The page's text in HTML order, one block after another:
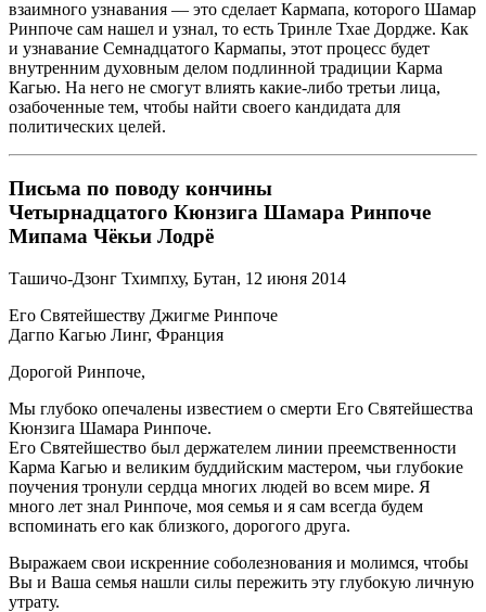
взаимного узнавания — это сделает Кармапа, которого Шамар
Ринпоче сам нашел и узнал, то есть Тринле Тхае Дордже. Как
и узнавание Семнадцатого Кармапы, этот процесс будет
внутренним духовным делом подлинной традиции Карма
Кагью. На него не смогут влиять какие-либо третьи лица,
озабоченные тем, чтобы найти своего кандидата для
политических целей.
Письма по поводу кончины
Четырнадцатого Кюнзига Шамара Ринпоче
Мипама Чёкьи Лодрё
Ташичо-Дзонг Тхимпху, Бутан, 12 июня 2014
Его Святейшеству Джигме Ринпоче
Дагпо Кагью Линг, Франция
Дорогой Ринпоче,
Мы глубоко опечалены известием о смерти Его Святейшества
Кюнзига Шамара Ринпоче.
Его Святейшество был держателем линии преемственности
Карма Кагью и великим буддийским мастером, чьи глубокие
поучения тронули сердца многих людей во всем мире. Я
много лет знал Ринпоче, моя семья и я сам всегда будем
вспоминать его как близкого, дорогого друга.
Выражаем свои искренние соболезнования и молимся, чтобы
Вы и Ваша семья нашли силы пережить эту глубокую личную
утрату.